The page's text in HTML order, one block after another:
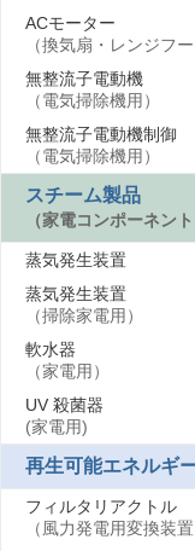
ACモーター
（換気扇・レンジフ
無整流子電動機
（電気掃除機用）
無整流子電動機制御
（電気掃除機用）
スチーム製品
（家電コンポーネント
蒸気発生装置
蒸気発生装置
（掃除家電用）
軟水器
（家電用）
UV 殺菌器
(家電用)
再生可能エネルギ
フィルタリアクトル
（風力発電用変換装置